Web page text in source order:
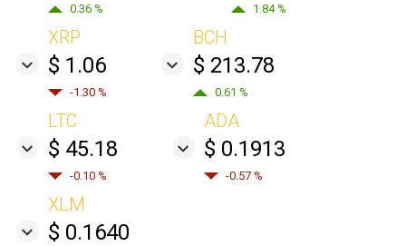
0.36 % 1.84 %
XRP
$ 1.06
-1.30 %
BCH
$ 213.78
0.61 %
LTC
$ 45.18
-0.10 %
ADA
$ 0.1913
-0.57 %
XLM
$ 0.1640